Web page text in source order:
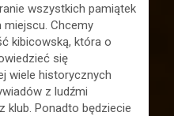
wszystkich pamiątek
miejscu. Chcemy
kibicowską, która o
się
wiele historycznych
z ludźmi
klub. Ponadto będziecie